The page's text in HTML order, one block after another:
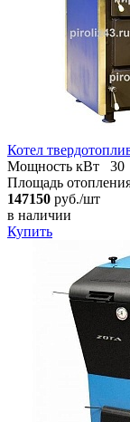
Котел
Мощность кВт
30
Площадь
147150 руб./шт
в наличии
Купить